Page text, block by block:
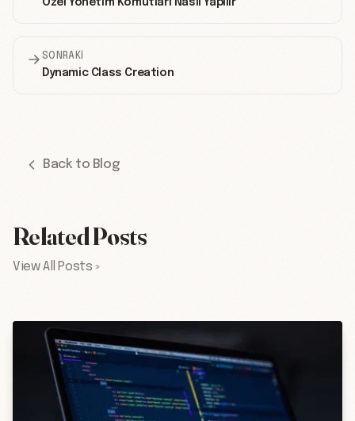
Özel Yönetim Komutları Nasıl Yapılır
SONRAKI
Dynamic Class Creation
Back to Blog
Related Posts
View All Posts »